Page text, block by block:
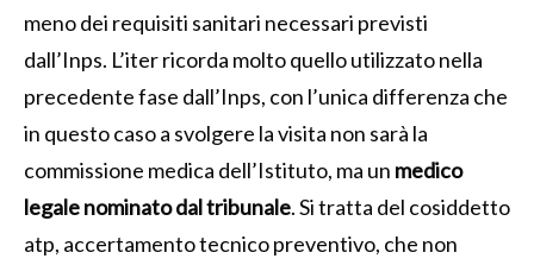
meno dei requisiti sanitari necessari previsti
dall’Inps. L’iter ricorda molto quello utilizzato nella
precedente fase dall’Inps, con l’unica differenza che
in questo caso a svolgere la visita non sarà la
commissione medica dell’Istituto, ma un medico
legale nominato dal tribunale. Si tratta del cosiddetto
atp, accertamento tecnico preventivo, che non